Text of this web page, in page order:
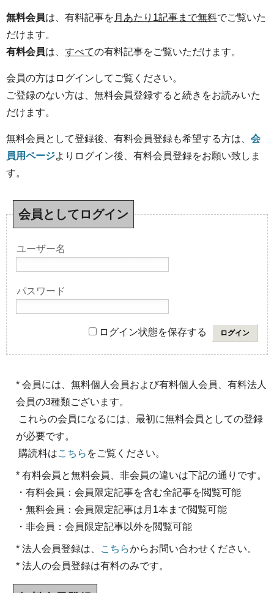
無料会員は、有料記事を 月あたり1記事まで無料でご覧いた
だけます。
有料会員は、 すべての有料記事をご覧いただけます。
会員の方はログインしてご覧ください。
ご登録のない方は、無料会員登録すると続きをお読みいた
だけます。
無料会員として登録後、有料会員登録も希望する方は、 会
員用ページよりログイン後、有料会員登録をお願い致しま
す。
会員としてログイン
ユーザー名
パスワード
ログイン状態を保存する
* 会員には、無料個人会員および有料個人会員、有料法人
会員の3種類ございます。
これらの会員になるには、最初に無料会員としての登録
が必要です。
購読料はこちら をご覧ください。
* 有料会員と無料会員、非会員の違いは下記の通りです。
・有料会員：会員限定記事を含む全記事を閲覧可能
・無料会員：会員限定記事は月1本まで閲覧可能
・非会員：会員限定記事以外を閲覧可能
* 法人会員登録は、 こちらからお問い合わせください。
* 法人の会員登録は有料のみです。